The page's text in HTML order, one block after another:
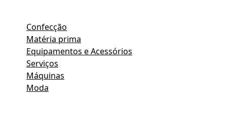
Confecção
Matéria prima
Equipamentos e Acessórios
Serviços
Máquinas
Moda